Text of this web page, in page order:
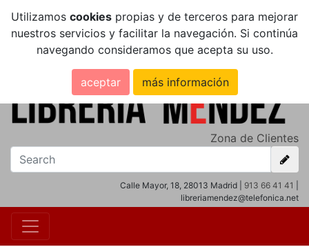
Utilizamos cookies propias y de terceros para mejorar
nuestros servicios y facilitar la navegación. Si continúa
navegando consideramos que acepta su uso.
aceptar más información
Zona de Clientes
Calle Mayor, 18, 28013 Madrid | 913 66 41 41
libreriamendez@telefonica.net